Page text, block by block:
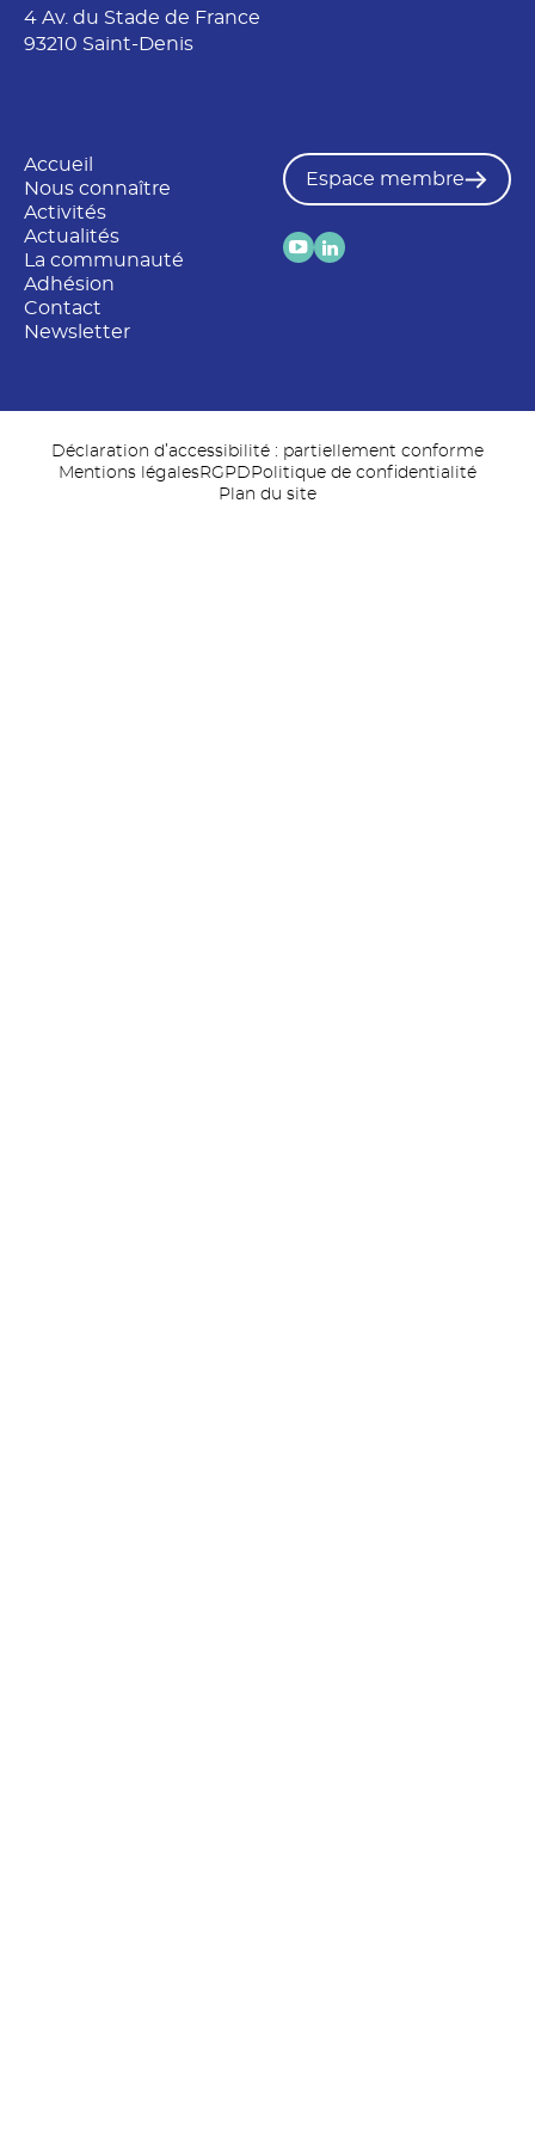
4 Av. du Stade de France
93210 Saint-Denis
Accueil
Nous connaître
Activités
Actualités
La communauté
Adhésion
Contact
Newsletter
Espace membre
Déclaration d’accessibilité : partiellement conforme
Mentions légalesRGPD Politique de confidentialité
Plan du site